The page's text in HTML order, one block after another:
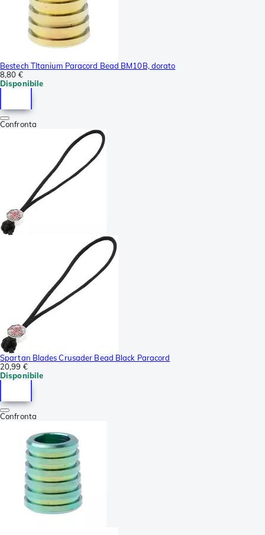
Bestech TItanium Paracord Bead BM10B, dorato
8,80 €
Disponibile
Confronta
Spartan Blades Crusader Bead Black Paracord
20,99 €
Disponibile
Confronta